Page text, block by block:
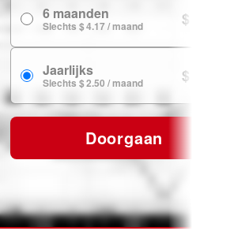
6 maanden
Slechts $ 4.17 / maand $ 24.99
Jaarlijks
Slechts $ 2.50 / maand $ 29.99
Doorgaan